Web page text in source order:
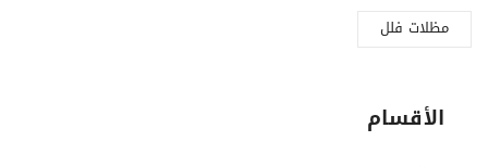
مظلات فلل
الأقسام